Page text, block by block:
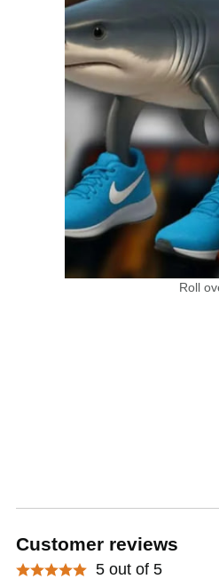
Roll
Customer reviews
5 out of 5